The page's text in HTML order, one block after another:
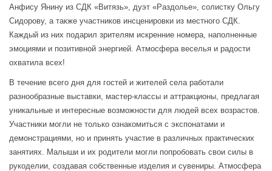
Анфису Янину из СДК «Витязь», дуэт «Раздолье», солистку Ольгу
Сидорову, а также участников инсценировки из местного СДК.
Каждый из них подарил зрителям искренние номера, наполненные
эмоциями и позитивной энергией. Атмосфера веселья и радости
охватила всех!
В течение всего дня для гостей и жителей села работали
разнообразные выставки, мастер-классы и аттракционы, предлагая
уникальные и интересные возможности для людей всех возрастов.
Участники могли не только ознакомиться с экспонатами и
демонстрациями, но и принять участие в различных практических
занятиях. Малыши и их родители могли попробовать свои силы в
рукоделии, создавая собственные изделия и сувениры. Атмосфера